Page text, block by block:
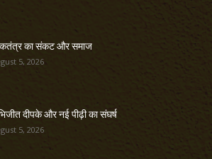
का संकट और समाज
5, 2026
दीपके और नई पीढ़ी का संघर्ष
5, 2026